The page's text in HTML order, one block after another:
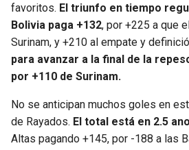
favoritos. El triunfo en tiempo
Bolivia paga +132, por +225 a que
Surinam, y +210 al empate y
para avanzar a la final de la
por +110 de Surinam.
No se anticipan muchos goles en
de Rayados. El total está en 2.5
Altas pagando +145, por -188 a las